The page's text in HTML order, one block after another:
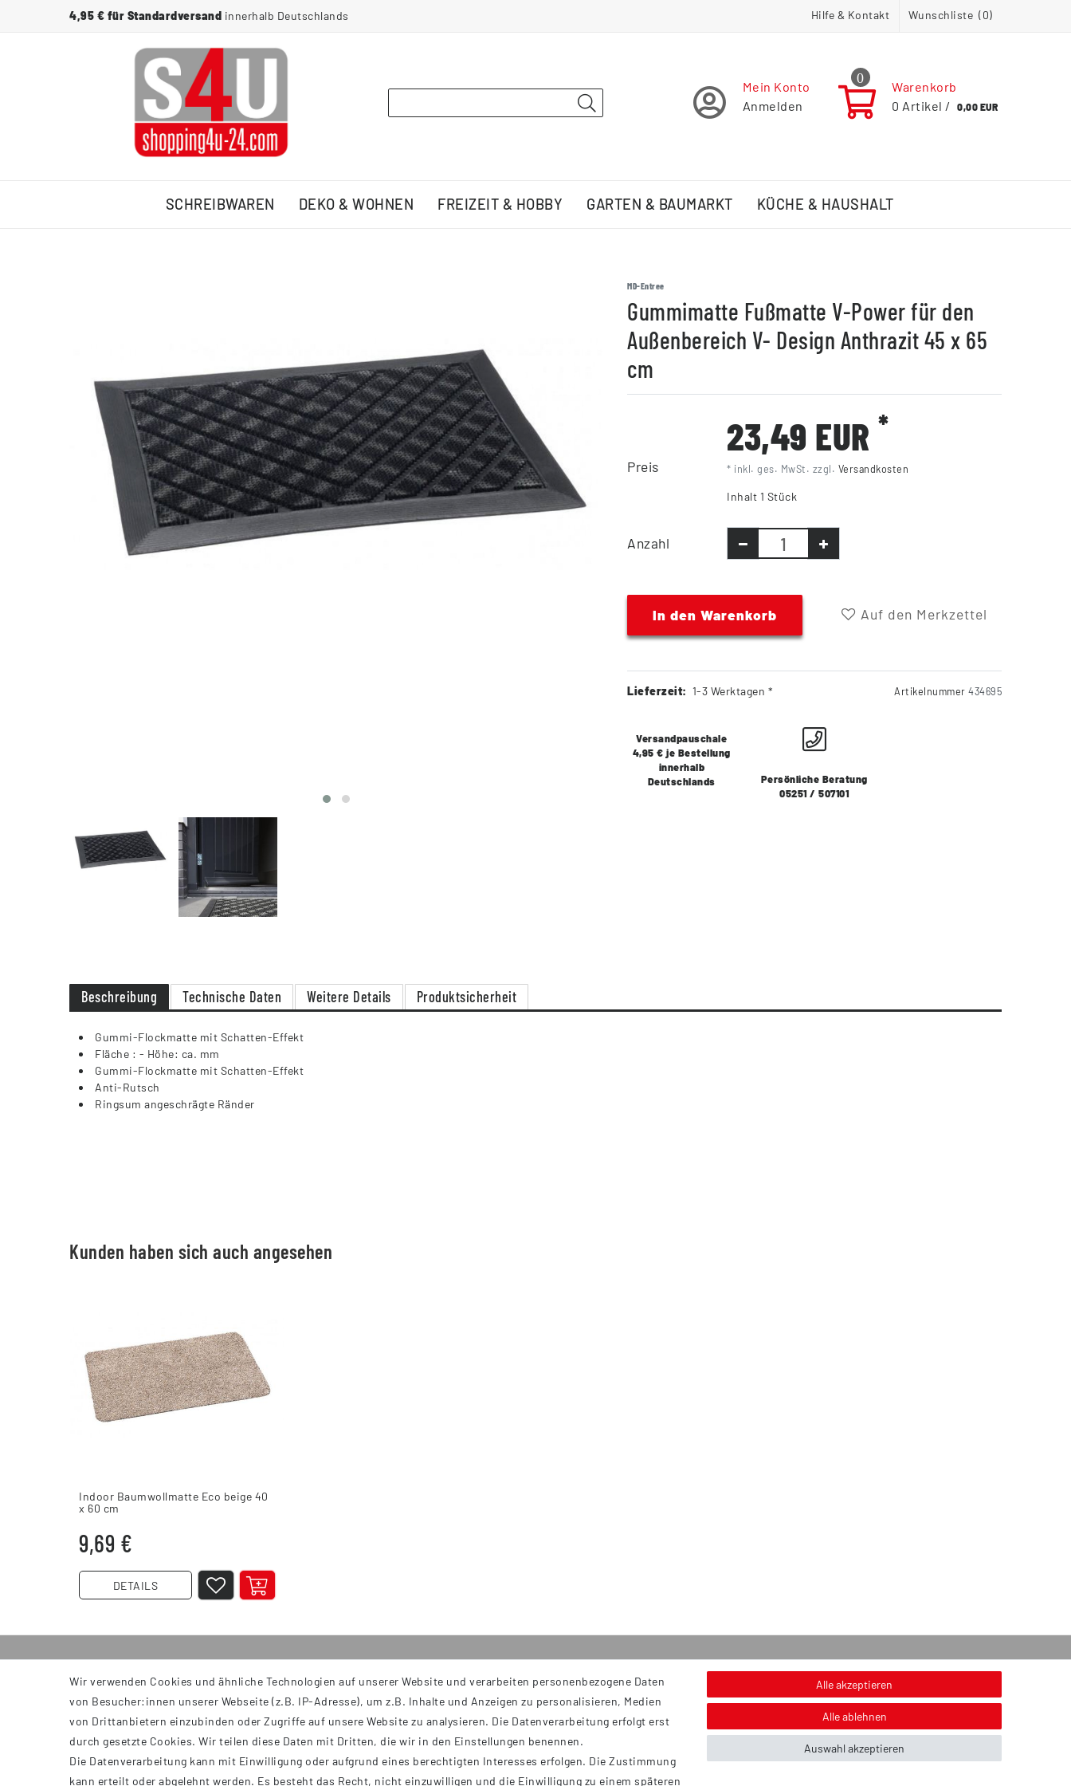
4,95 € für Standardversand innerhalb Deutschlands Hilfe & Kontakt Wunschliste (0)
Mein Konto
Anmelden
0
Warenkorb
0 Artikel / 0,00 EUR
SCHREIBWAREN DEKO & WOHNEN FREIZEIT & HOBBY GARTEN & BAUMARKT KÜCHE & HAUSHALT
MD-Entree
Gummimatte Fußmatte V-Power für den
Außenbereich V- Design Anthrazit 45 x 65
cm
Preis
23,49 EUR *
* inkl. ges. MwSt. zzgl. Versandkosten
Inhalt 1 Stück
Anzahl
In den Warenkorb Auf den Merkzettel
Lieferzeit: 1-3 Werktagen * Artikelnummer 434695
Versandpauschale
4,95 € je Bestellung
innerhalb
Deutschlands
Persönliche Beratung
05251 / 507101
Beschreibung Technische Daten Weitere Details Produktsicherheit
Gummi-Flockmatte mit Schatten-Effekt
Fläche : - Höhe: ca. mm
Gummi-Flockmatte mit Schatten-Effekt
Anti-Rutsch
Ringsum angeschrägte Ränder
Kunden haben sich auch angesehen
Indoor Baumwollmatte Eco beige 40
x 60 cm
9,69 €
DETAILS
INFORMATIONEN
AGB
Impressum
Datenschutzerklärung
Widerrufsrecht
Service
Kontakt
Versand
Zahlung
Hinweis zur Entsorgung von Altbatterien & Altöl
Bildnachweis
Wir verwenden Cookies und ähnliche Technologien auf unserer Website und verarbeiten personenbezogene Daten
von Besucher:innen unserer Webseite (z.B. IP-Adresse), um z.B. Inhalte und Anzeigen zu personalisieren, Medien
von Drittanbietern einzubinden oder Zugriffe auf unsere Website zu analysieren. Die Datenverarbeitung erfolgt erst
durch gesetzte Cookies. Wir teilen diese Daten mit Dritten, die wir in den Einstellungen benennen.
Die Datenverarbeitung kann mit Einwilligung oder aufgrund eines berechtigten Interesses erfolgen. Die Zustimmung
kann erteilt oder abgelehnt werden. Es besteht das Recht, nicht einzuwilligen und die Einwilligung zu einem späteren
Alle akzeptieren
Alle ablehnen
Auswahl akzeptieren